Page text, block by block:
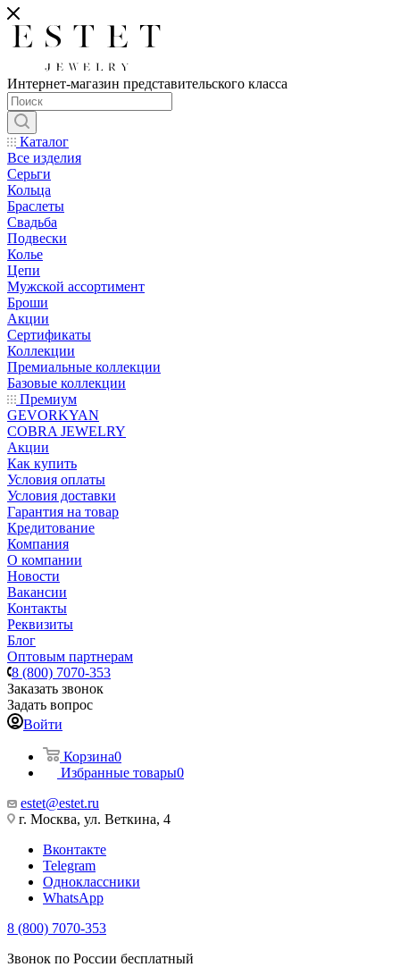
Интернет-магазин представительского класса
Каталог
Все изделия
Серьги
Кольца
Браслеты
Свадьба
Подвески
Колье
Цепи
Мужской ассортимент
Броши
Акции
Сертификаты
Коллекции
Премиальные коллекции
Базовые коллекции
Премиум
GEVORKYAN
COBRA JEWELRY
Акции
Как купить
Условия оплаты
Условия доставки
Гарантия на товар
Кредитование
Компания
О компании
Новости
Вакансии
Контакты
Реквизиты
Блог
Оптовым партнерам
8 (800) 7070-353
Заказать звонок
Задать вопрос
Войти
Корзина0
Избранные товары0
estet@estet.ru
г. Москва, ул. Веткина, 4
Вконтакте
Telegram
Одноклассники
WhatsApp
8 (800) 7070-353
Звонок по России бесплатный